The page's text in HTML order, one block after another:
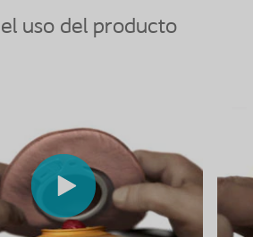
uso del producto